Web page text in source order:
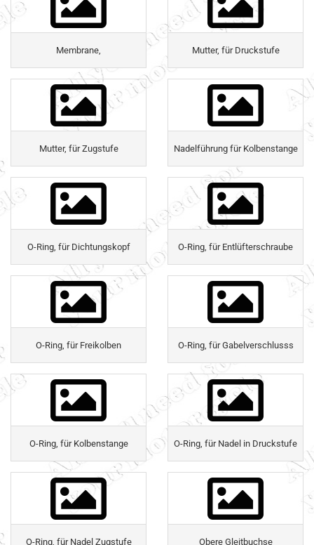
Membrane, Mutter, für Druckstufe
Mutter, für Zugstufe Nadelführung für Kolbenstange
O-Ring, für Dichtungskopf O-Ring, für Entlüfterschraube
O-Ring, für Freikolben O-Ring, für Gabelverschlusss
O-Ring, für Kolbenstange O-Ring, für Nadel in Druckstufe
O-Ring, für Nadel Zugstufe Obere Gleitbuchse